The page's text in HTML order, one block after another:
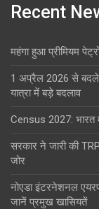
Recent
महंगा हुआ प्रीमियम
1 अप्रैल 2026 से बदले
यात्रा में बड़े बदलाव
Census 2027:
सरकार ने जारी की
जोर
नोएडा इंटरनेशनल
जानें प्रमुख खासियतें